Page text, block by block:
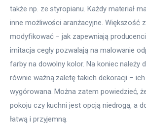
także np. ze styropianu. Każdy materiał
inne możliwości aranżacyjne. Większość
modyfikować – jak zapewniają
imitacja cegły pozwalają na malowanie
farby na dowolny kolor. Na koniec należy
równie ważną zaletę takich dekoracji –
wygórowana. Można zatem powiedzieć,
pokoju czy kuchni jest opcją niedrogą, a
łatwą i przyjemną.